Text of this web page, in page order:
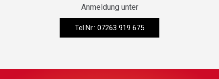
Anmeldung unter
Tel.Nr.: 07263 919 675